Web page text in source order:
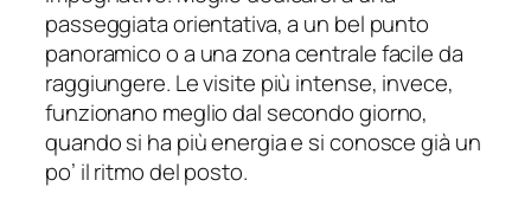
passeggiata orientativa, a un bel punto
panoramico o a una zona centrale facile da
raggiungere. Le visite più intense, invece,
funzionano meglio dal secondo giorno,
quando si ha più energia e si conosce già un
po’ il ritmo del posto.